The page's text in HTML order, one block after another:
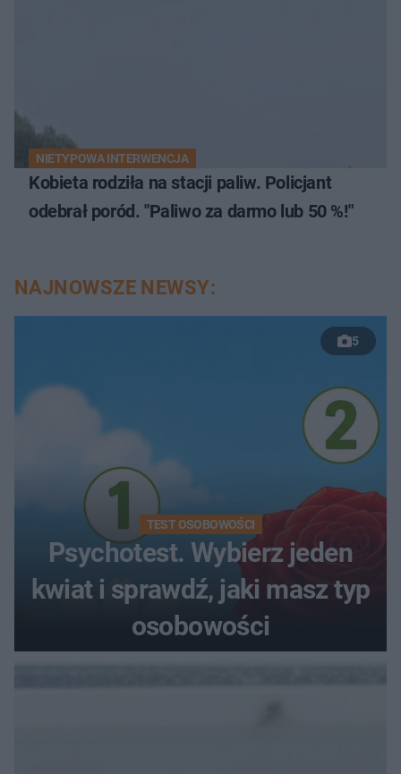
NIETYPOWA INTERWENCJA
Kobieta rodziła na stacji paliw. Policjant
odebrał poród. "Paliwo za darmo lub 50 %!"
NAJNOWSZE NEWSY:
5
TEST OSOBOWOŚCI
Psychotest. Wybierz jeden
kwiat i sprawdź, jaki masz typ
osobowości